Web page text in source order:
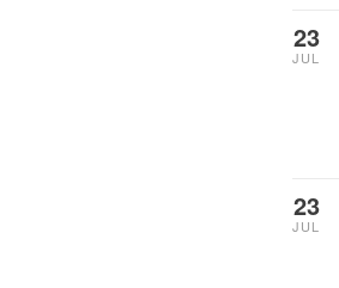
23
JUL
23
JUL